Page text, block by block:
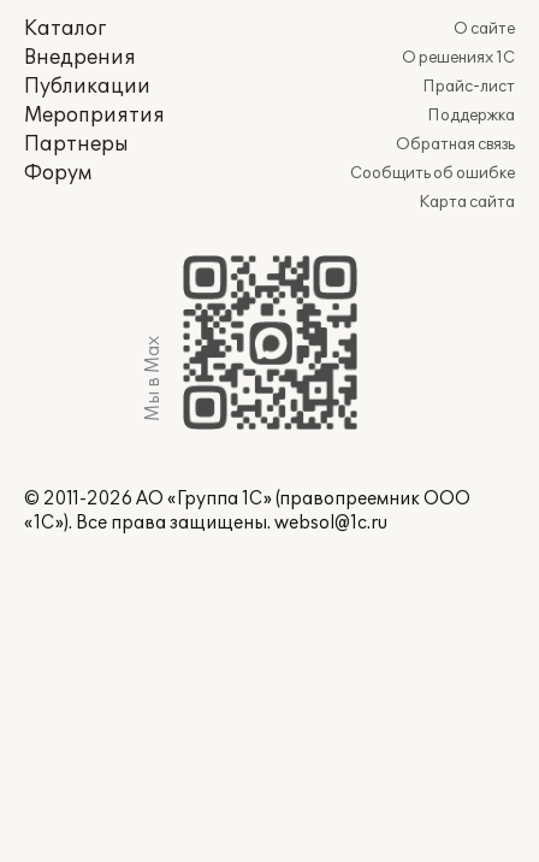
Каталог
Внедрения
Публикации
Мероприятия
Партнеры
Форум
О сайте
О решениях 1С
Прайс-лист
Поддержка
Обратная связь
Сообщить об ошибке
Карта сайта
Мы в Max
© 2011-2026 АО «Группа 1С» (правопреемник ООО
«1С»). Все права защищены. websol@1c.ru